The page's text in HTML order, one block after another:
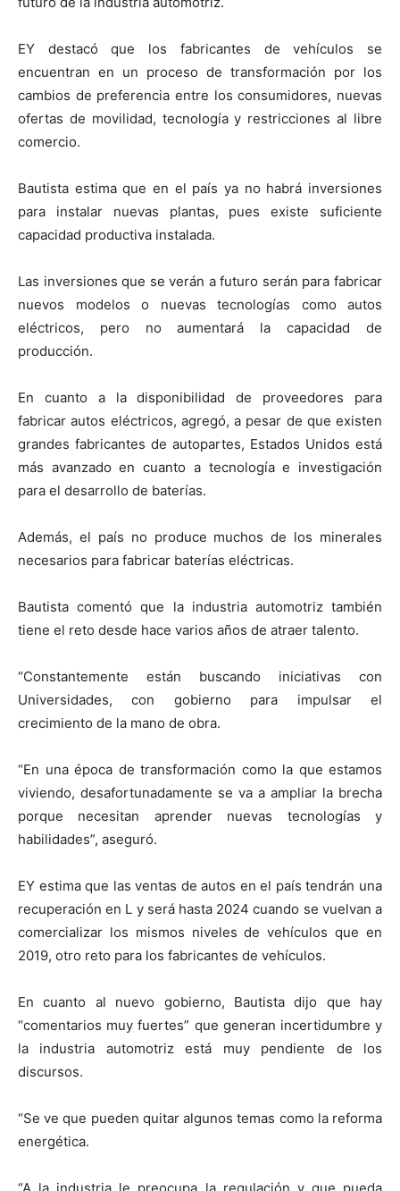
EY destacó que los fabricantes de vehículos se
encuentran en un proceso de transformación por los
cambios de preferencia entre los consumidores, nuevas
ofertas de movilidad, tecnología y restricciones al libre
comercio.
Bautista estima que en el país ya no habrá inversiones
para instalar nuevas plantas, pues existe suficiente
capacidad productiva instalada.
Las inversiones que se verán a futuro serán para fabricar
nuevos modelos o nuevas tecnologías como autos
eléctricos, pero no aumentará la capacidad de
producción.
En cuanto a la disponibilidad de proveedores para
fabricar autos eléctricos, agregó, a pesar de que existen
grandes fabricantes de autopartes, Estados Unidos está
más avanzado en cuanto a tecnología e investigación
para el desarrollo de baterías.
Además, el país no produce muchos de los minerales
necesarios para fabricar baterías eléctricas.
Bautista comentó que la industria automotriz también
tiene el reto desde hace varios años de atraer talento.
“Constantemente están buscando iniciativas con
Universidades, con gobierno para impulsar el
crecimiento de la mano de obra.
“En una época de transformación como la que estamos
viviendo, desafortunadamente se va a ampliar la brecha
porque necesitan aprender nuevas tecnologías y
habilidades”, aseguró.
EY estima que las ventas de autos en el país tendrán una
recuperación en L y será hasta 2024 cuando se vuelvan a
comercializar los mismos niveles de vehículos que en
2019, otro reto para los fabricantes de vehículos.
En cuanto al nuevo gobierno, Bautista dijo que hay
“comentarios muy fuertes” que generan incertidumbre y
la industria automotriz está muy pendiente de los
discursos.
“Se ve que pueden quitar algunos temas como la reforma
energética.